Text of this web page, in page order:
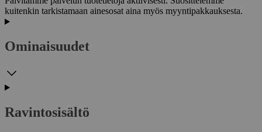
kuitenkin tarkistamaan ainesosat aina myös myyntipakkauksesta.
Ominaisuudet
Ravintosisältö